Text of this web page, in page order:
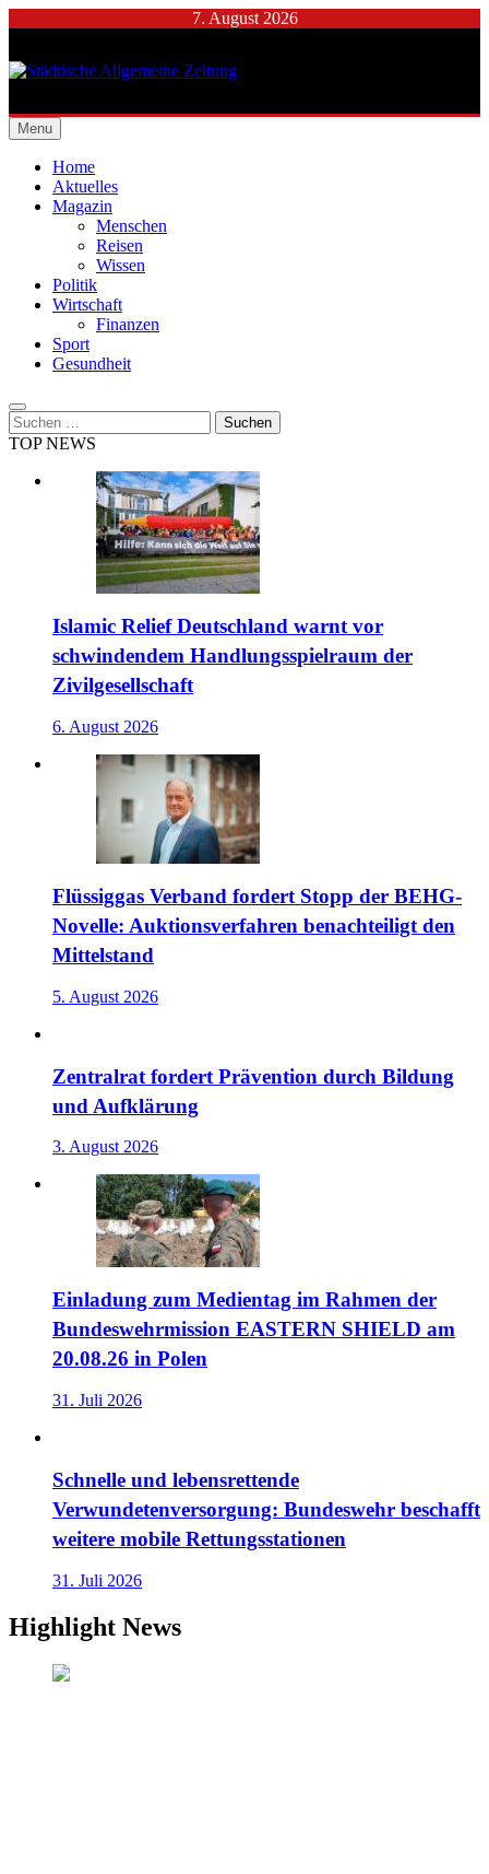
7. August 2026
Städtische Allgemeine
Zeitung
Menu
Home
Aktuelles
Magazin
Menschen
Reisen
Wissen
Politik
Wirtschaft
Finanzen
Sport
Gesundheit
Suchen
nach:
TOP NEWS
Islamic Relief Deutschland warnt vor
schwindendem Handlungsspielraum der
Zivilgesellschaft
6. August 2026
Flüssiggas Verband fordert Stopp der BEHG-
Novelle: Auktionsverfahren benachteiligt den
Mittelstand
5. August 2026
Zentralrat fordert Prävention durch Bildung
und Aufklärung
3. August 2026
Einladung zum Medientag im Rahmen der
Bundeswehrmission EASTERN SHIELD am
20.08.26 in Polen
31. Juli 2026
Schnelle und lebensrettende
Verwundetenversorgung: Bundeswehr beschafft
weitere mobile Rettungsstationen
31. Juli 2026
Highlight News